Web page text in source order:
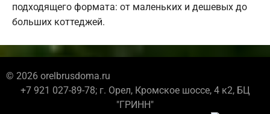
подходящего формата: от маленьких и дешевых до
больших коттеджей.
© 2026 orelbrusdoma.ru
+7 921 027-89-78; г. Орел, Кромское шоссе, 4 к2, БЦ
"ГРИНН"